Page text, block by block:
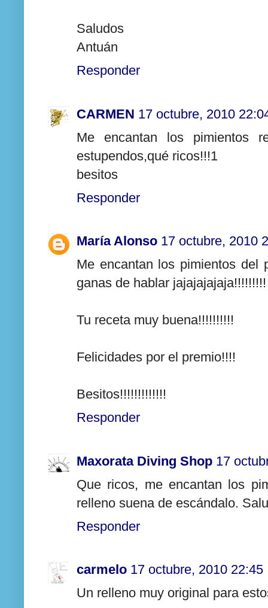
Saludos
Antuán
Responder
CARMEN 17 octubre, 2010
Me encantan los pimientos
estupendos,qué ricos!!!1
besitos
Responder
María Alonso 17 octubre, 2010
Me encantan los pimientos del
ganas de hablar jajajajajaja!!!!!!!!!
Tu receta muy buena!!!!!!!!!!
Felicidades por el premio!!!!
Besitos!!!!!!!!!!!!!
Responder
Maxorata Diving Shop 17
Que ricos, me encantan los
relleno suena de escándalo.
Responder
carmelo 17 octubre, 2010 22:45
Un relleno muy original para